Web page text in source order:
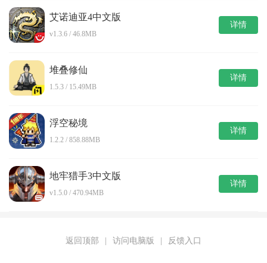
艾诺迪亚4中文版
v1.3.6 / 46.8MB
详情
堆叠修仙
1.5.3 / 15.49MB
详情
浮空秘境
1.2.2 / 858.88MB
详情
地牢猎手3中文版
v1.5.0 / 470.94MB
详情
返回顶部 访问电脑版 反馈入口